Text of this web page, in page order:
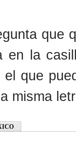
que
en la
que
misma